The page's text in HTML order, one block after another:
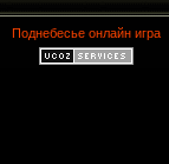
Поднебесье онлайн игра